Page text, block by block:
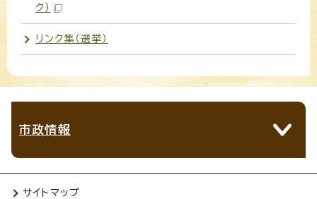
ク）
リンク集（選挙）
市政情報
サイトマップ